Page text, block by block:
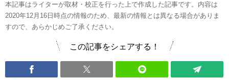
本記事はライターが取材・校正を行った上で作成した記事です。内容は
2020年12月16日時点の情報のため、最新の情報とは異なる場合がありま
すので、あらかじめご了承ください。
この記事をシェアする！